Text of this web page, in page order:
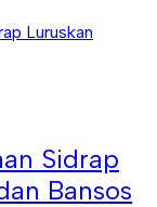
Sidrap
Bansos